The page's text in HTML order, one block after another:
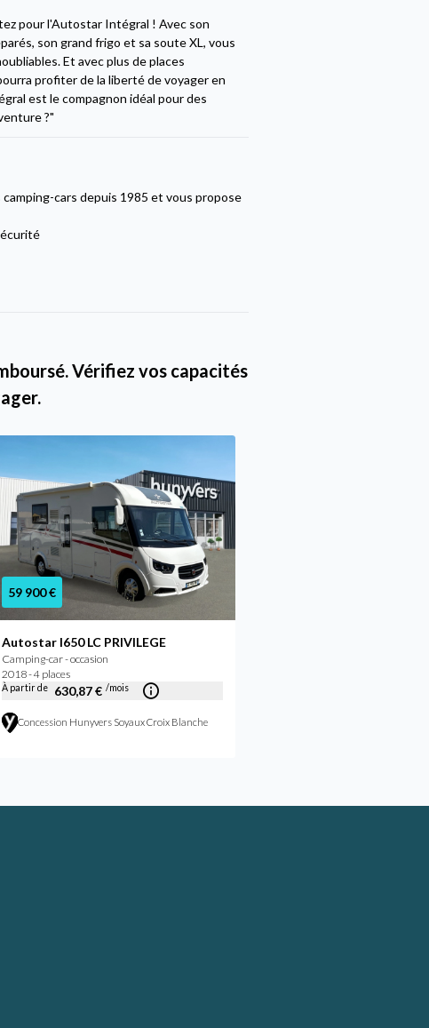
pour l'Autostar Intégral ! Avec son
son grand frigo et sa soute XL, vous
Et avec plus de places
profiter de la liberté de voyager en
est le compagnon idéal pour des
?"
cars depuis 1985 et vous propose
Vérifiez vos capacités
59 900 €
Autostar I650 LC PRIVILEGE
Camping-car - occasion
2018 - 4 places
À partir de 630,87 € /mois
Concession Hunyvers Soyaux Croix Blanche